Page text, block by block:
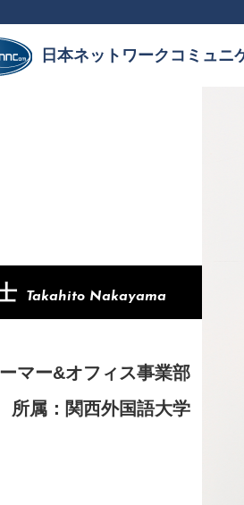
日本ネットワークコミュニ
Takahito Nakayama
マー&オフィス事業部
所属：関西外国語大学